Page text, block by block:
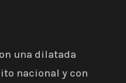
una dilatada
nacional y con